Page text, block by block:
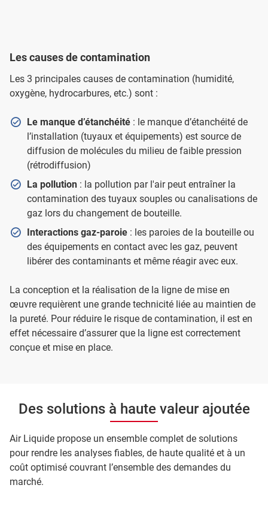
Les causes de contamination
Les 3 principales causes de contamination (humidité,
oxygène, hydrocarbures, etc.) sont :
Le manque d’étanchéité : le manque d’étanchéité de
l’installation (tuyaux et équipements) est source de
diffusion de molécules du milieu de faible pression
(rétrodiffusion)
La pollution : la pollution par l'air peut entraîner la
contamination des tuyaux souples ou canalisations de
gaz lors du changement de bouteille.
Interactions gaz-paroie: les paroies de la bouteille ou
des équipements en contact avec les gaz, peuvent
libérer des contaminants et même réagir avec eux.
La conception et la réalisation de la ligne de mise en
œuvre requièrent une grande technicité liée au maintien de
la pureté. Pour réduire le risque de contamination, il est en
effet nécessaire d’assurer que la ligne est correctement
conçue et mise en place.
Des solutions à haute valeur ajoutée
Air Liquide propose un ensemble complet de solutions
pour rendre les analyses fiables, de haute qualité et à un
coût optimisé couvrant l’ensemble des demandes du
marché.